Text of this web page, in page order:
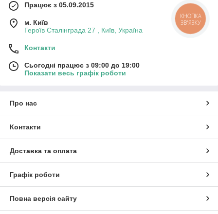
Працює з 05.09.2015
м. Київ
Героїв Сталінграда 27 , Київ, Україна
Контакти
Сьогодні працює з 09:00 до 19:00
Показати весь графік роботи
Про нас
Контакти
Доставка та оплата
Графік роботи
Повна версія сайту
КНОПКА
ЗВ'ЯЗКУ